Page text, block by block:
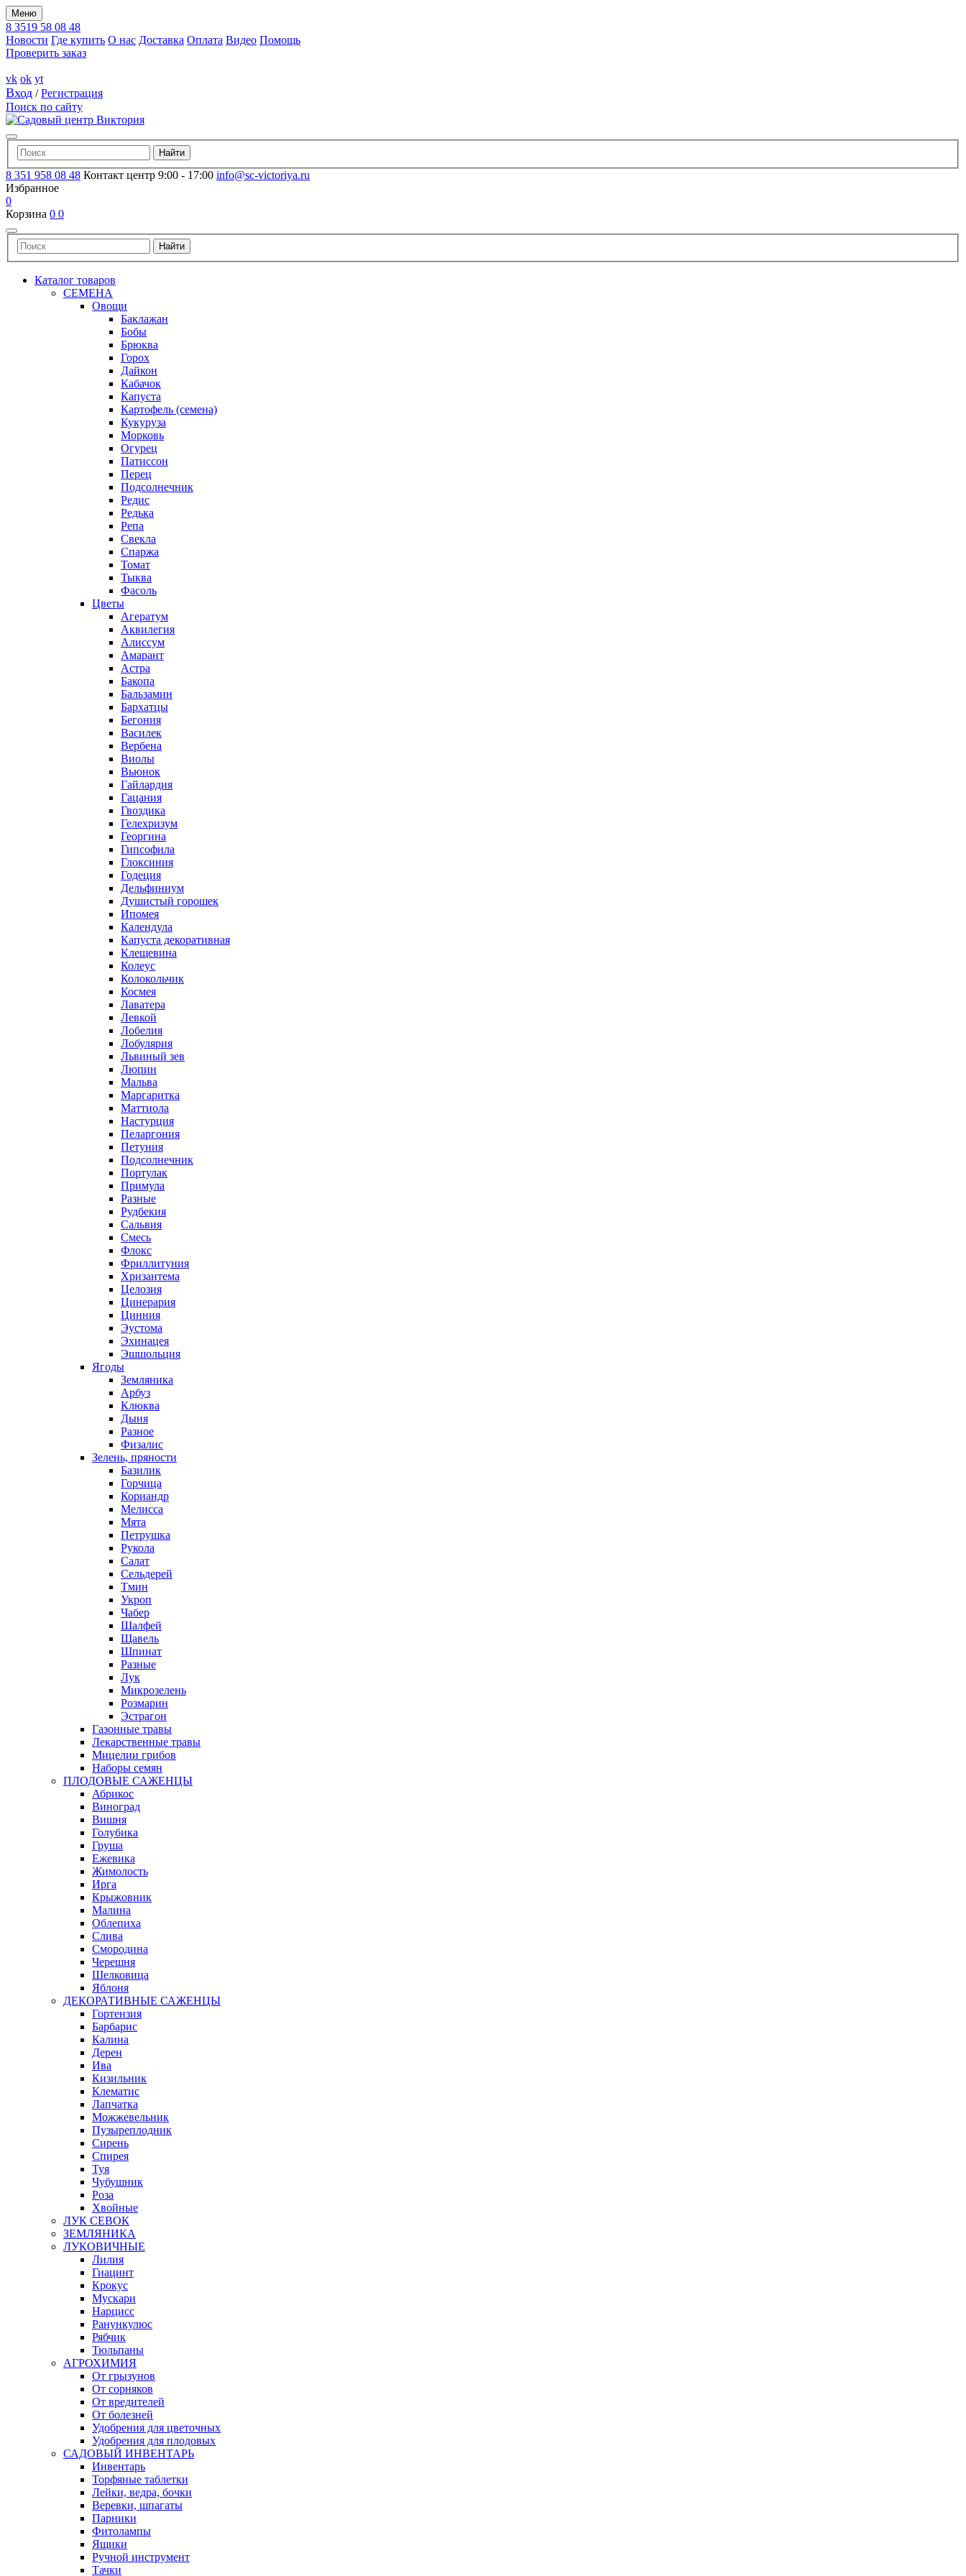
Меню
8 3519 58 08 48
Новости Где купить О нас Доставка Оплата Видео Помощь
Проверить заказ
vk ok yt
Вход /Регистрация
Поиск по сайту
8 351 958 08 48 Контакт центр 9:00 - 17:00 info@sc-victoriya.ru
Избранное
0
Корзина 0 0
Каталог товаров
СЕМЕНА
Овощи
Баклажан
Бобы
Брюква
Горох
Дайкон
Кабачок
Капуста
Картофель (семена)
Кукуруза
Морковь
Огурец
Патиссон
Перец
Подсолнечник
Редис
Редька
Репа
Свекла
Спаржа
Томат
Тыква
Фасоль
Цветы
Агератум
Аквилегия
Алиссум
Амарант
Астра
Бакопа
Бальзамин
Бархатцы
Бегония
Василек
Вербена
Виолы
Вьюнок
Гайлардия
Гацания
Гвоздика
Гелехризум
Георгина
Гипсофила
Глоксиния
Годеция
Дельфиниум
Душистый горошек
Ипомея
Календула
Капуста декоративная
Клещевина
Колеус
Колокольчик
Космея
Лаватера
Левкой
Лобелия
Лобулярия
Львиный зев
Люпин
Мальва
Маргаритка
Маттиола
Настурция
Пеларгония
Петуния
Подсолнечник
Портулак
Примула
Разные
Рудбекия
Сальвия
Смесь
Флокс
Фриллитуния
Хризантема
Целозия
Цинерария
Цинния
Эустома
Эхинацея
Эшшольция
Ягоды
Земляника
Арбуз
Клюква
Дыня
Разное
Физалис
Зелень, пряности
Базилик
Горчица
Кориандр
Мелисса
Мята
Петрушка
Рукола
Салат
Сельдерей
Тмин
Укроп
Чабер
Шалфей
Щавель
Шпинат
Разные
Лук
Микрозелень
Розмарин
Эстрагон
Газонные травы
Лекарственные травы
Мицелии грибов
Наборы семян
ПЛОДОВЫЕ САЖЕНЦЫ
Абрикос
Виноград
Вишня
Голубика
Груша
Ежевика
Жимолость
Ирга
Крыжовник
Малина
Облепиха
Слива
Смородина
Черешня
Шелковица
Яблоня
ДЕКОРАТИВНЫЕ САЖЕНЦЫ
Гортензия
Барбарис
Калина
Дерен
Ива
Кизильник
Клематис
Лапчатка
Можжевельник
Пузыреплодник
Сирень
Спирея
Туя
Чубушник
Роза
Хвойные
ЛУК СЕВОК
ЗЕМЛЯНИКА
ЛУКОВИЧНЫЕ
Лилия
Гиацинт
Крокус
Мускари
Нарцисс
Ранункулюс
Рябчик
Тюльпаны
АГРОХИМИЯ
От грызунов
От сорняков
От вредителей
От болезней
Удобрения для цветочных
Удобрения для плодовых
САДОВЫЙ ИНВЕНТАРЬ
Инвентарь
Торфяные таблетки
Лейки, ведра, бочки
Веревки, шпагаты
Парники
Фитолампы
Ящики
Ручной инструмент
Тачки